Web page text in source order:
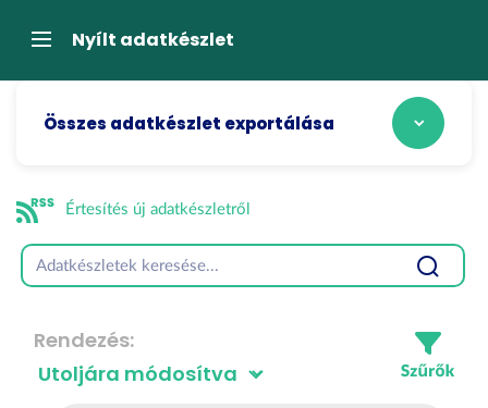
átugrásaNavigációNyílt adatkészlet
Összes adatkészlet exportálása
Értesítés új adatkészletről
Rendezés